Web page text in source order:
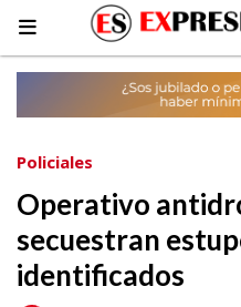
Operativo
secuestran
identificados
Policiales